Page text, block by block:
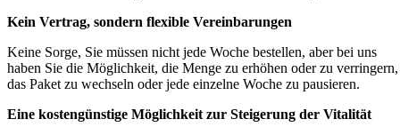
Kein Vertrag, sondern flexible Vereinbarungen
Keine Sorge, Sie müssen nicht jede Woche bestellen, aber bei uns
haben Sie die Möglichkeit, die Menge zu erhöhen oder zu verringern,
das Paket zu wechseln oder jede einzelne Woche zu pausieren.
Eine kostengünstige Möglichkeit zur Steigerung der Vitalität